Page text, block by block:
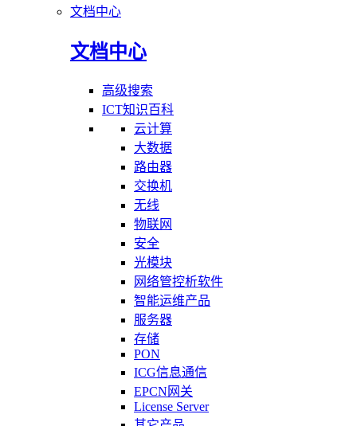
文档中心
文档中心
高级搜索
ICT知识百科
云计算
大数据
路由器
交换机
无线
物联网
安全
光模块
网络管控析软件
智能运维产品
服务器
存储
PON
ICG信息通信
EPCN网关
License Server